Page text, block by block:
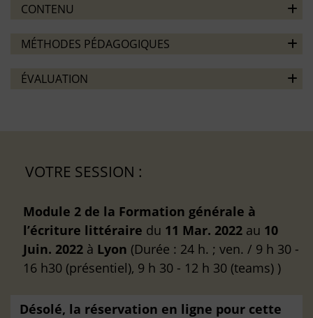
CONTENU
MÉTHODES PÉDAGOGIQUES
ÉVALUATION
VOTRE SESSION :
Module 2 de la Formation générale à
l’écriture littéraire du 11 Mar. 2022 au 10
Juin. 2022 à Lyon (Durée : 24 h. ; ven. / 9 h 30 -
16 h30 (présentiel), 9 h 30 - 12 h 30 (teams) )
Désolé, la réservation en ligne pour cette